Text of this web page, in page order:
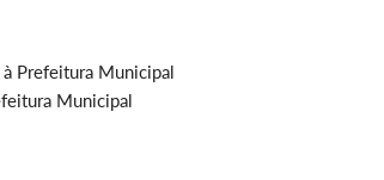
Prefeitura Municipal
Municipal